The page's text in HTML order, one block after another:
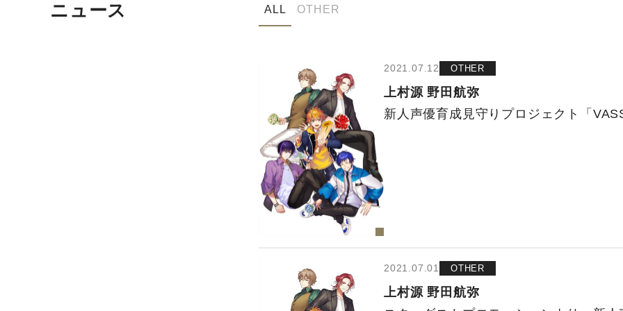
ニュース ALL OTHER
2021.07.12 OTHER
上村源 野田航弥
新人声優育成見守りプロジェクト「
2021.07.01 OTHER
上村源 野田航弥